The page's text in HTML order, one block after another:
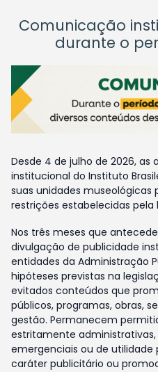
Comunicação
durante o
Desde 4 de julho de 2026,
institucional do Instituto
suas unidades museológicas
restrições estabelecidas pela
Nos três meses que
divulgação de publicidade
entidades da Administração
hipóteses previstas na
evitados conteúdos que
públicos, programas, obras,
gestão. Permanecem
estritamente administrativas,
emergenciais ou de
caráter publicitário ou